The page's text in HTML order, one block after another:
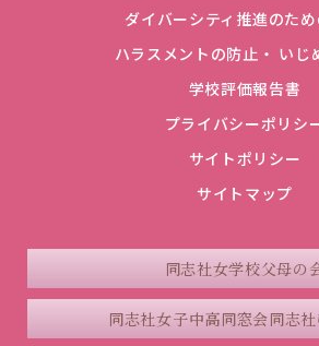
ダイバーシティ推進のた
ハラスメントの防止・ いじ
学校評価報告書
プライバシーポリシ
サイトポリシー
サイトマップ
同志社女学校父母の
同志社女子中高同窓会同志